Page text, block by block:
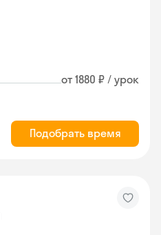
от 1880 ₽ / урок
Подобрать время